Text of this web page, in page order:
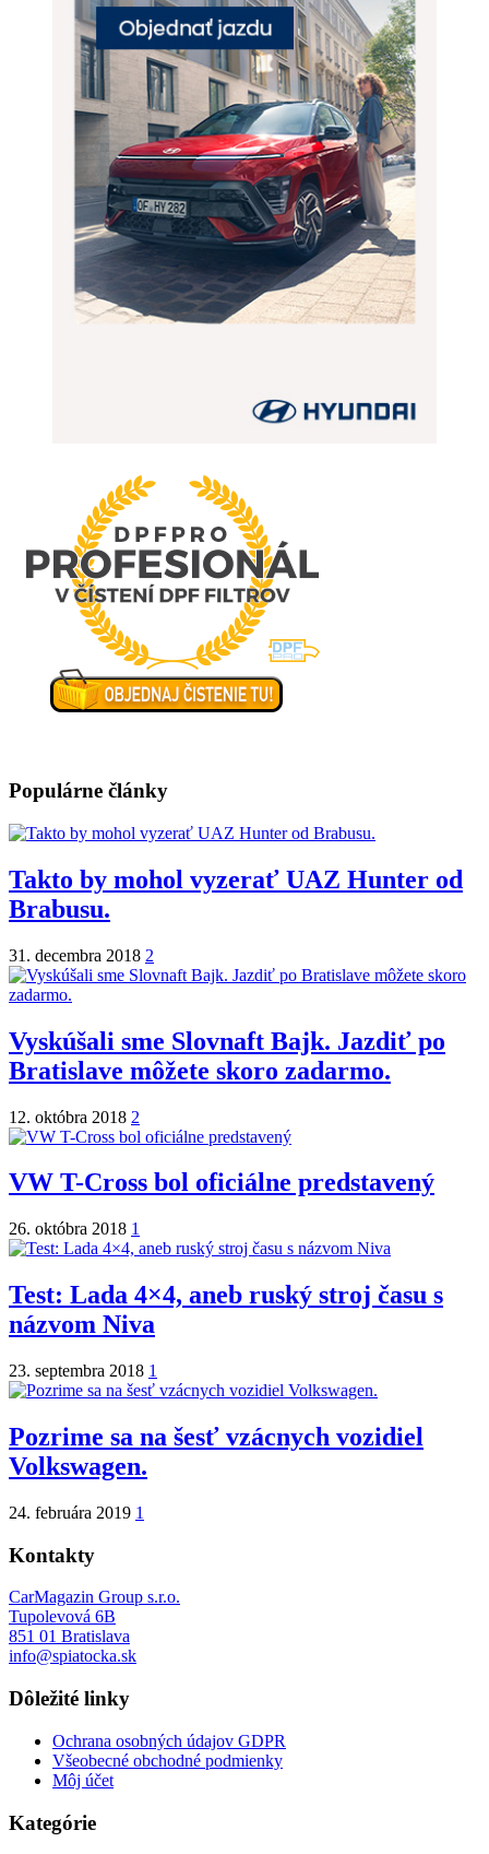
Populárne články
Takto by mohol vyzerať UAZ Hunter od
Brabusu.
31. decembra 2018 2
Vyskúšali sme Slovnaft Bajk. Jazdiť po
Bratislave môžete skoro zadarmo.
12. októbra 2018 2
VW T-Cross bol oficiálne predstavený
26. októbra 2018 1
Test: Lada 4×4, aneb ruský stroj času s
názvom Niva
23. septembra 2018 1
Pozrime sa na šesť vzácnych vozidiel
Volkswagen.
24. februára 2019 1
Kontakty
CarMagazin Group s.r.o.
Tupolevová 6B
851 01 Bratislava
info@spiatocka.sk
Dôležité linky
Ochrana osobných údajov GDPR
Všeobecné obchodné podmienky
Môj účet
Kategórie